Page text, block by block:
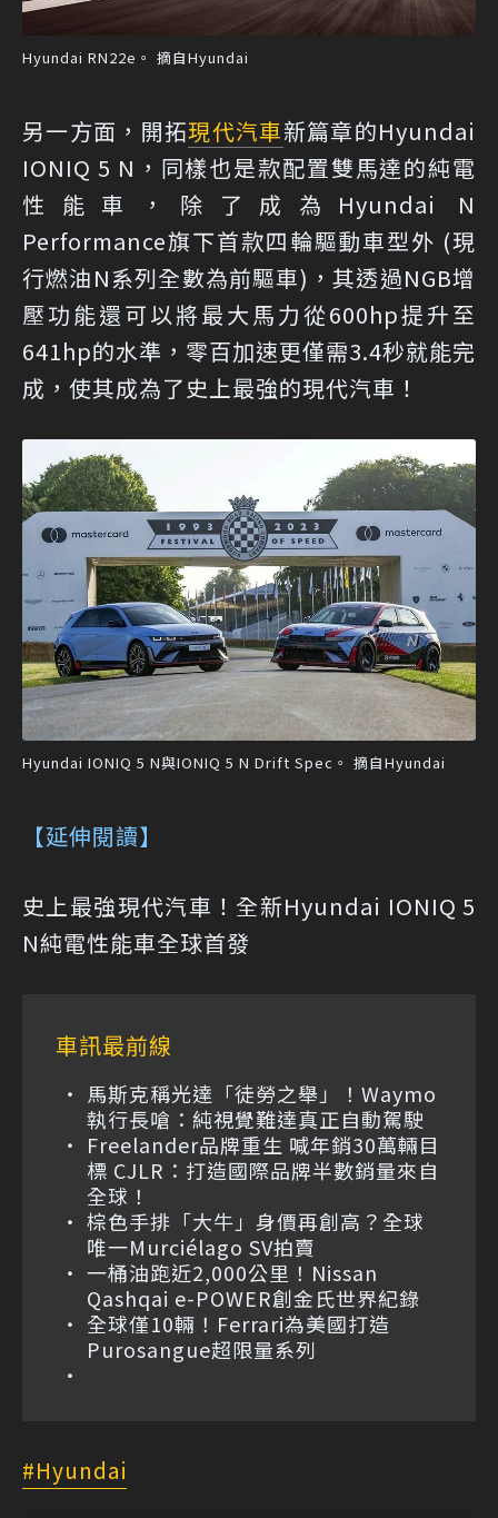
Hyundai RN22e。 摘自Hyundai
另一方面，開拓現代汽車新篇章的Hyundai
IONIQ 5 N，同樣也是款配置雙馬達的純電
性能車，除了成為Hyundai N
Performance旗下首款四輪驅動車型外 (現
行燃油N系列全數為前驅車)，其透過NGB增
壓功能還可以將最大馬力從600hp提升至
641hp的水準，零百加速更僅需3.4秒就能完
成，使其成為了史上最強的現代汽車！
Hyundai IONIQ 5 N與IONIQ 5 N Drift Spec。 摘自Hyundai
【延伸閱讀】
史上最強現代汽車！全新Hyundai IONIQ 5
N純電性能車全球首發
車訊最前線
馬斯克稱光達「徒勞之舉」！Waymo
執行長嗆：純視覺難達真正自動駕駛
Freelander品牌重生 喊年銷30萬輛目
標 CJLR：打造國際品牌半數銷量來自
全球！
棕色手排「大牛」身價再創高？全球
唯一Murciélago SV拍賣
一桶油跑近2,000公里！Nissan
Qashqai e-POWER創金氏世界紀錄
全球僅10輛！Ferrari為美國打造
Purosangue超限量系列
Hyundai